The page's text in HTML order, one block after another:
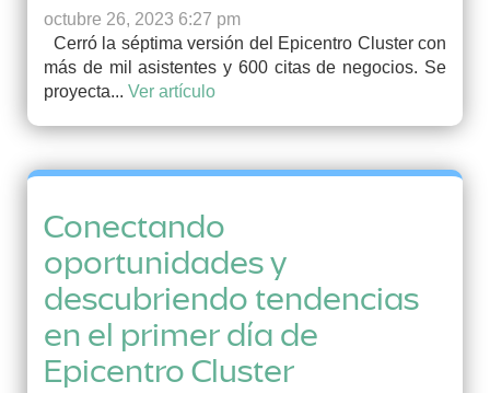
octubre 26, 2023 6:27 pm
Cerró la séptima versión del Epicentro Cluster con
más de mil asistentes y 600 citas de negocios. Se
proyecta... Ver artículo
Conectando
oportunidades y
descubriendo tendencias
en el primer día de
Epicentro Cluster